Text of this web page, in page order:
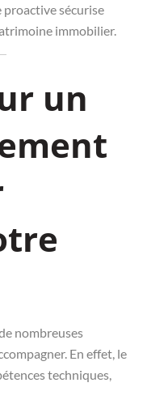
proactive sécurise
immobilier.
un
nombreuses
En effet, le
techniques,